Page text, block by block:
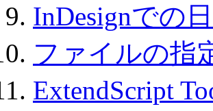
InDesignでの
ファイルの指
ExtendScript